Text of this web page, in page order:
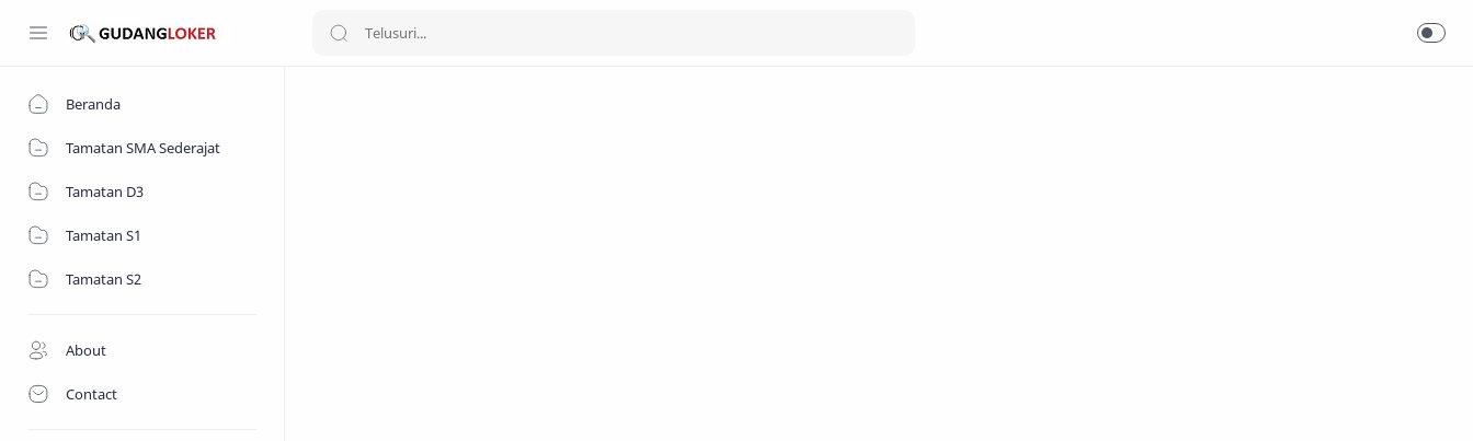
Beranda
Tamatan SMA Sederajat
Tamatan D3
Tamatan S1
Tamatan S2
About
Contact